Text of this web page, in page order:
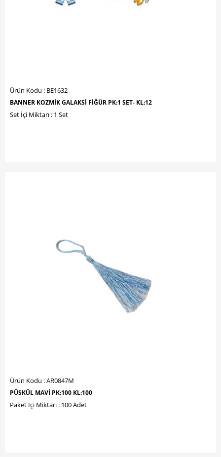
Ürün Kodu : BE1632
BANNER KOZMİK GALAKSİ FİĞÜR PK:1 SET- KL:12
Set İçi Miktarı : 1 Set
Ürün Kodu : AR0847M
PÜSKÜL MAVİ PK:100 KL:100
Paket İçi Miktarı : 100 Adet